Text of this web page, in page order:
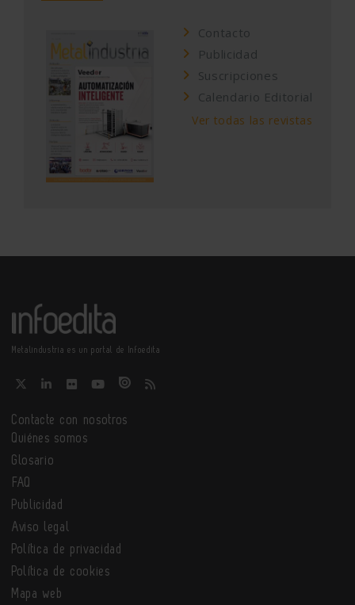
Contacto
Publicidad
Suscripciones
Calendario Editorial
Ver todas las revistas
Metalindustria es un portal de Infoedita
Contacte con nosotros
Quiénes somos
Glosario
FAQ
Publicidad
Aviso legal
Política de privacidad
Política de cookies
Mapa web